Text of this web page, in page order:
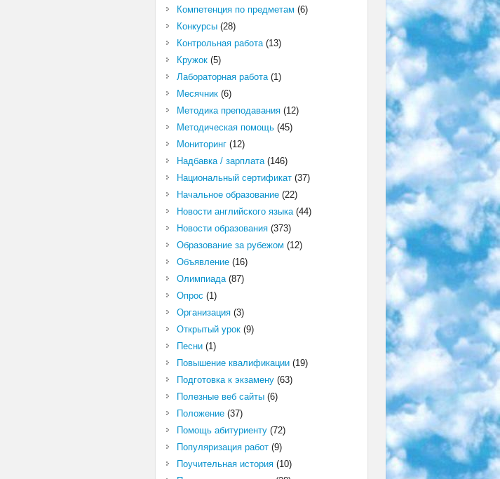
Компетенция по предметам (6)
Конкурсы(28)
Контрольная работа(13)
Кружок(5)
Лабораторная работа(1)
Месячник(6)
Методика преподавания(12)
Методическая помощь(45)
Мониторинг(12)
Надбавка / зарплата(146)
Национальный сертификат(37)
Начальное образование(22)
Новости английского языка(44)
Новости образования(373)
Образование за рубежом (12)
Объявление(16)
Олимпиада(87)
Опрос (1)
Организация(3)
Открытый урок(9)
Песни(1)
Повышение квалификации(19)
Подготовка к экзамену(63)
Полезные веб сайты(6)
Положение(37)
Помощь абитуриенту(72)
Популяризация работ(9)
Поучительная история(10)